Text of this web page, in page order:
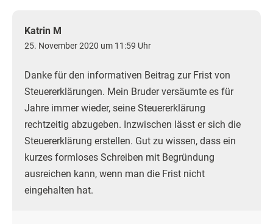
Katrin M
25. November 2020 um 11:59 Uhr
Danke für den informativen Beitrag zur Frist von
Steuererklärungen. Mein Bruder versäumte es für
Jahre immer wieder, seine Steuererklärung
rechtzeitig abzugeben. Inzwischen lässt er sich die
Steuererklärung erstellen. Gut zu wissen, dass ein
kurzes formloses Schreiben mit Begründung
ausreichen kann, wenn man die Frist nicht
eingehalten hat.